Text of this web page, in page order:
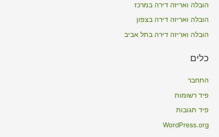
:הובלה ואריזה דירה במרכז
הובלה ואריזה דירה בצפון
הובלה ואריזה דירה בתל אביב
כלים
התחבר
פיד רשומות
פיד תגובות
WordPress.org